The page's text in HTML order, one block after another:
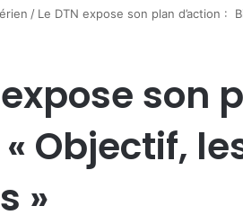
/ Le DTN expose son plan d’action :
expose son
Objectif,
»